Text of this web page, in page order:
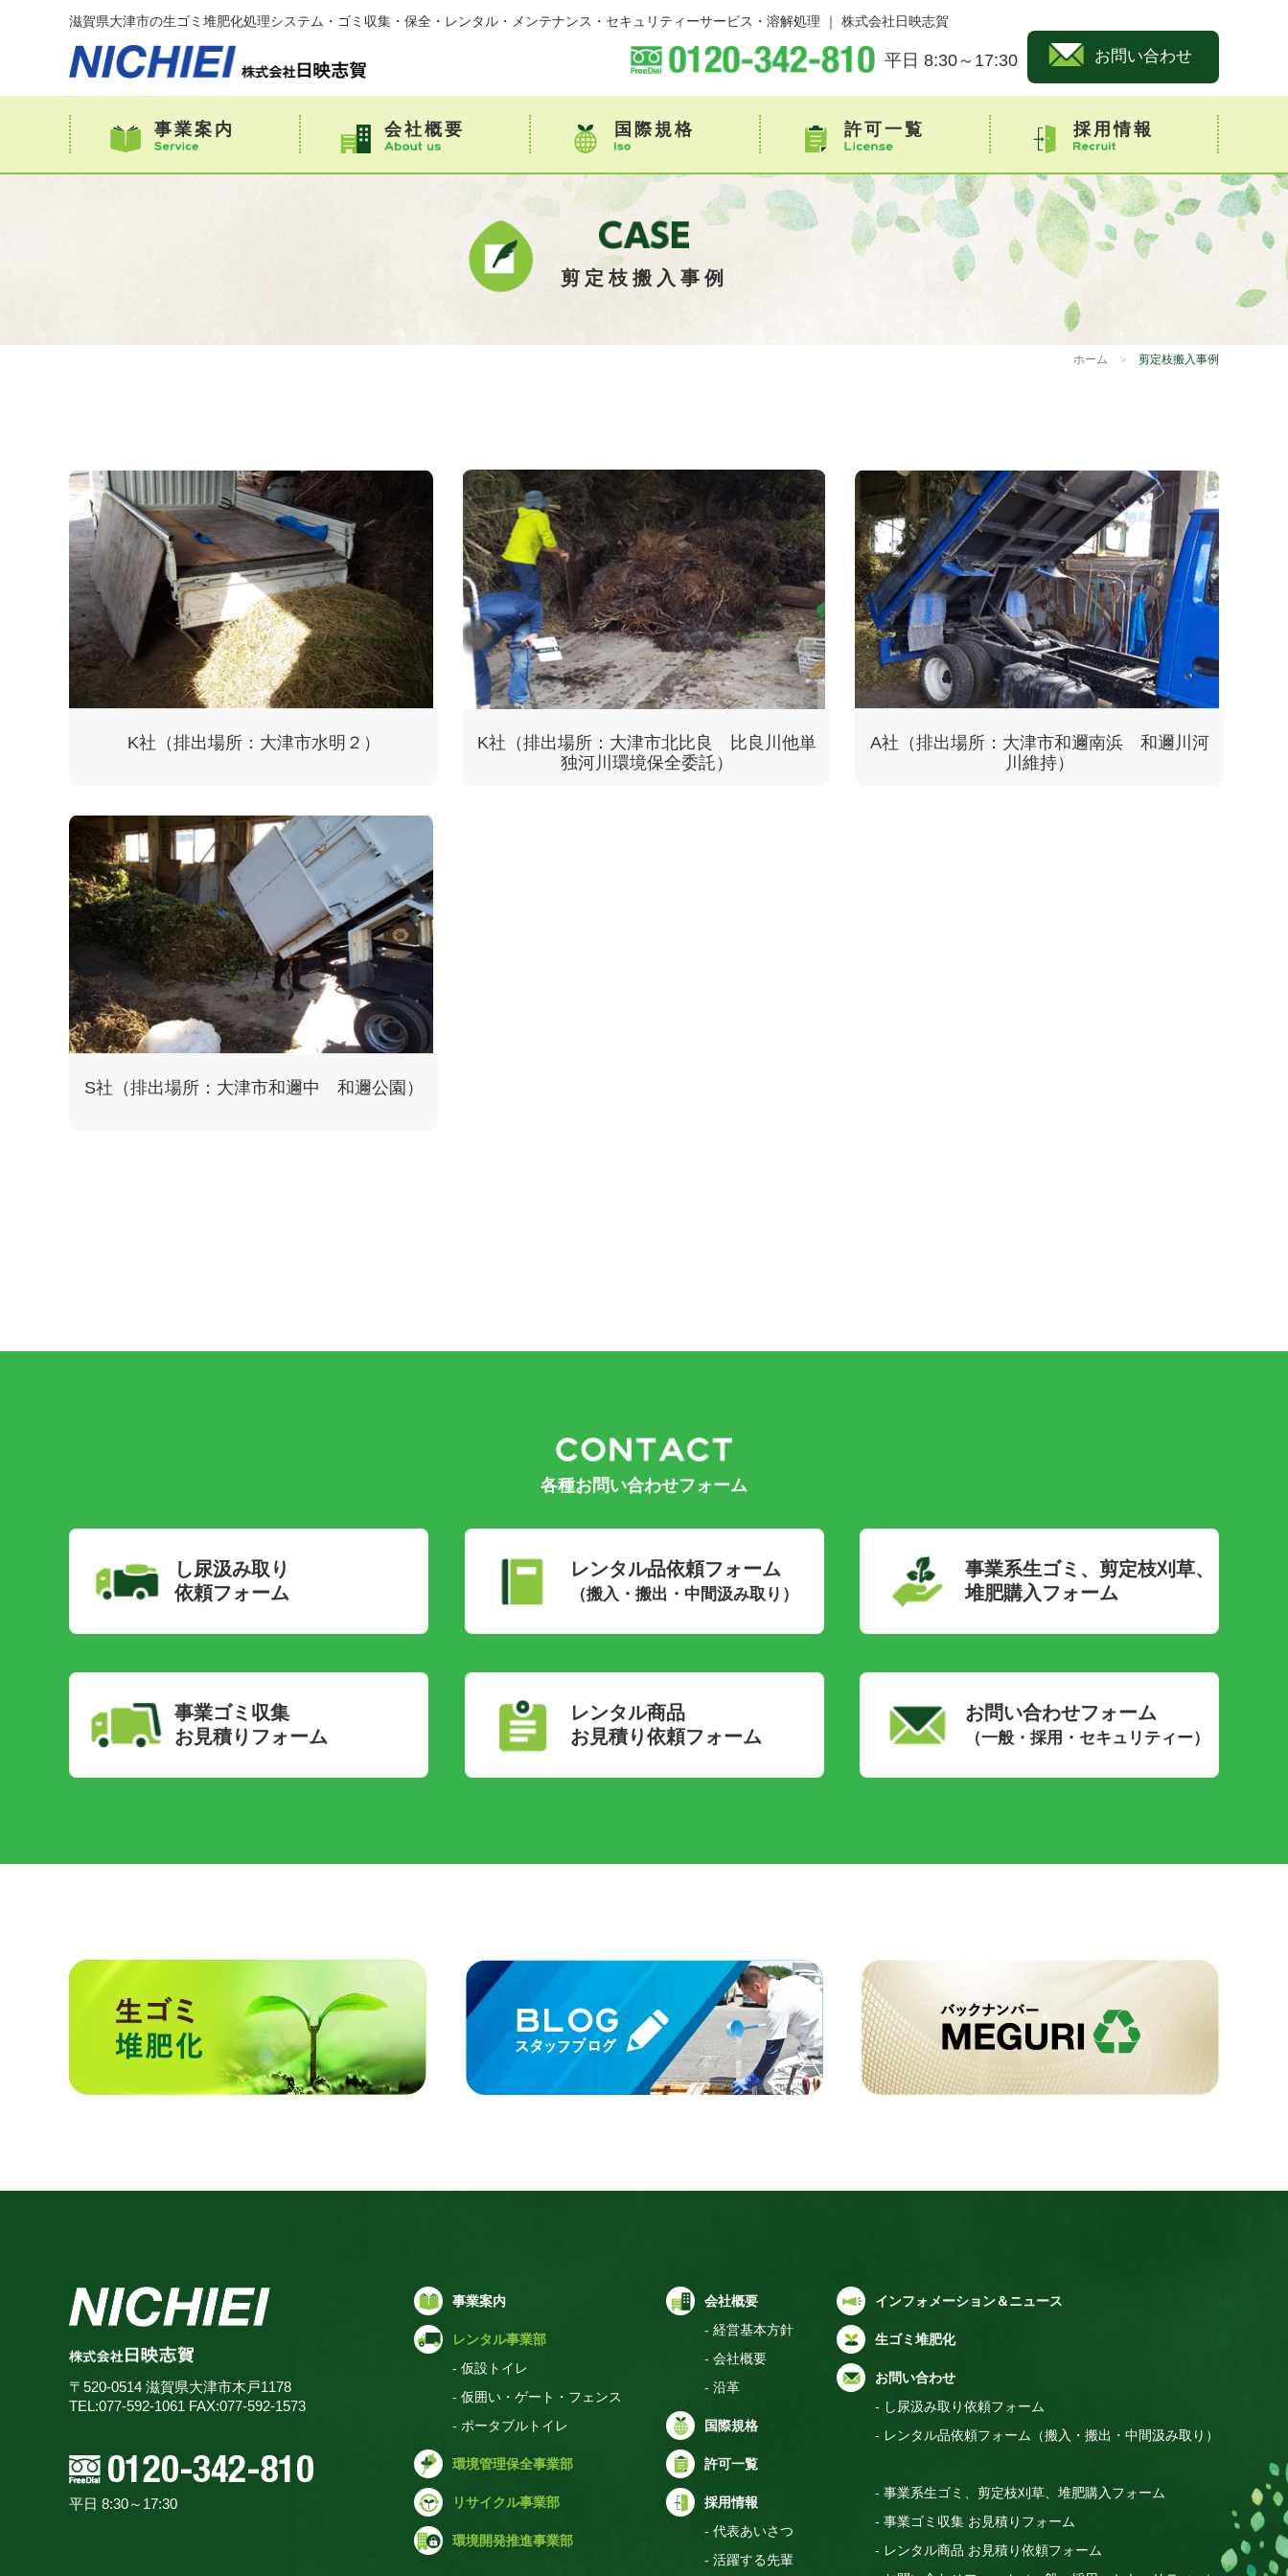
滋賀県大津市の生ゴミ堆肥化処理システム・ゴミ収集・保全・レンタル・メンテナンス・セキュリティーサービス・溶解処理 ｜ 株式会社日映志賀
平日 8:30～17:30 お問い合わせ
事業案内 会社概要 国際規格 許可一覧 採用情報
剪定枝搬入事例
ホーム ＞ 剪定枝搬入事例
K社（排出場所：大津市水明２）
K社（排出場所：大津市北比良 比良川他単
独河川環境保全委託）
A社（排出場所：大津市和邇南浜 和邇川河
川維持）
S社（排出場所：大津市和邇中 和邇公園）
各種お問い合わせフォーム
し尿汲み取り
依頼フォーム
レンタル品依頼フォーム
（搬入・搬出・中間汲み取り）
事業系生ゴミ、剪定枝刈草、
堆肥購入フォーム
事業ゴミ収集
お見積りフォーム
レンタル商品
お見積り依頼フォーム
お問い合わせフォーム
（一般・採用・セキュリティー）
〒520-0514 滋賀県大津市木戸1178
TEL:077-592-1061 FAX:077-592-1573
平日 8:30～17:30
事業案内
レンタル事業部
- 仮設トイレ
- 仮囲い・ゲート・フェンス
- ポータブルトイレ
環境管理保全事業部
リサイクル事業部
環境開発推進事業部
会社概要
- 経営基本方針
- 会社概要
- 沿革
国際規格
許可一覧
採用情報
- 代表あいさつ
- 活躍する先輩
インフォメーション＆ニュース
生ゴミ堆肥化
お問い合わせ
- し尿汲み取り依頼フォーム
- レンタル品依頼フォーム（搬入・搬出・中間汲み取り）
- 事業系生ゴミ、剪定枝刈草、堆肥購入フォーム
- 事業ゴミ収集 お見積りフォーム
- レンタル商品 お見積り依頼フォーム